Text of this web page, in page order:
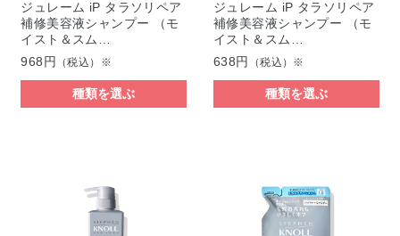
ジュレーム iP タラソリペア
補修美容液シャンプー （モ
イスト＆スム…
968円
（税込）※
種類を選ぶ
ジュレーム iP タラソリペア
補修美容液シャンプー （モ
イスト＆スム…
638円
（税込）※
種類を選ぶ